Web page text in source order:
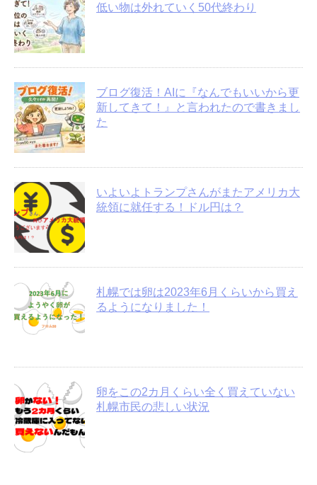
低い物は外れていく50代終わり
ブログ復活！AIに『なんでもいいから更
新してきて！』と言われたので書きまし
た
いよいよトランプさんがまたアメリカ大
統領に就任する！ドル円は？
札幌では卵は2023年6月くらいから買え
るようになりました！
卵をこの2カ月くらい全く買えていない
札幌市民の悲しい状況